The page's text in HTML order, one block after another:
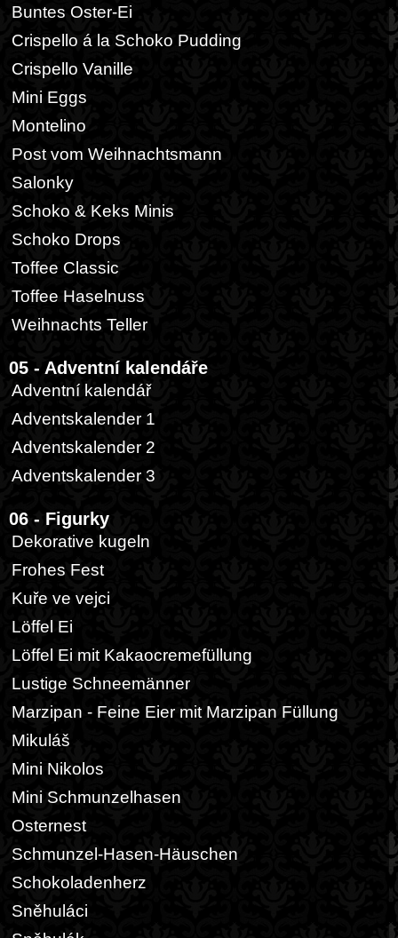
Buntes Oster-Ei
Crispello á la Schoko Pudding
Crispello Vanille
Mini Eggs
Montelino
Post vom Weihnachtsmann
Salonky
Schoko & Keks Minis
Schoko Drops
Toffee Classic
Toffee Haselnuss
Weihnachts Teller
05 - Adventní kalendáře
Adventní kalendář
Adventskalender 1
Adventskalender 2
Adventskalender 3
06 - Figurky
Dekorative kugeln
Frohes Fest
Kuře ve vejci
Löffel Ei
Löffel Ei mit Kakaocremefüllung
Lustige Schneemänner
Marzipan - Feine Eier mit Marzipan Füllung
Mikuláš
Mini Nikolos
Mini Schmunzelhasen
Osternest
Schmunzel-Hasen-Häuschen
Schokoladenherz
Sněhuláci